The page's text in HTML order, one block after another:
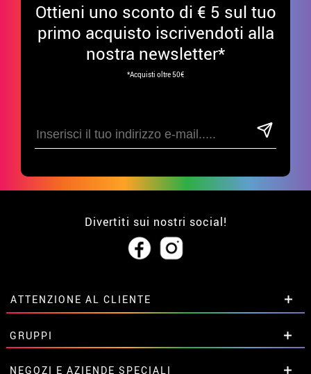
Ottieni uno sconto di € 5 sul tuo
primo acquisto iscrivendoti alla
nostra newsletter*
*Acquisti oltre 50€
Divertiti sui nostri social!
ATTENZIONE AL CLIENTE
• Su di noi
• Condizioni di vendita
• Avviso legale privacy
GRUPPI
Sconti speciali per gruppi.
NEGOZI E AZIENDE SPECIALI